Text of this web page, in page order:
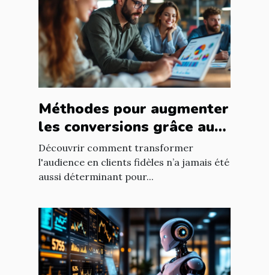
Méthodes pour augmenter
les conversions grâce au
ciblage marketing
Découvrir comment transformer
l'audience en clients fidèles n’a jamais été
aussi déterminant pour...